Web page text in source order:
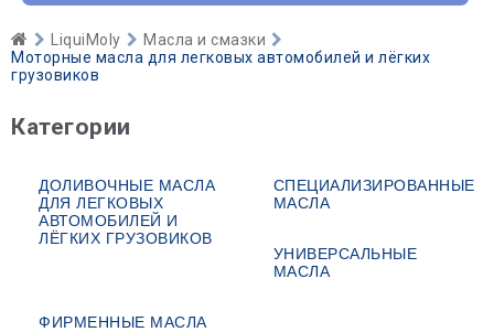
LiquiMoly
Масла и смазки
Моторные масла для легковых автомобилей и лёгких
грузовиков
Категории
ДОЛИВОЧНЫЕ МАСЛА
ДЛЯ ЛЕГКОВЫХ
АВТОМОБИЛЕЙ И
ЛЁГКИХ ГРУЗОВИКОВ
СПЕЦИАЛИЗИРОВАННЫЕ
МАСЛА
УНИВЕРСАЛЬНЫЕ
МАСЛА
ФИРМЕННЫЕ МАСЛА